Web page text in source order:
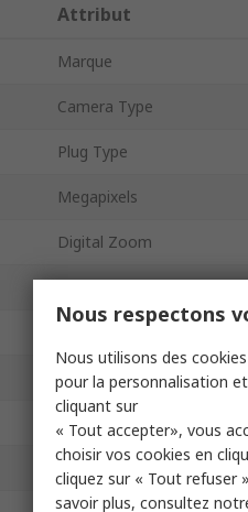
Attribut
Marque
Camera Type
Plug Type
Megapixels
Digital Zoom
Video Resolution
Model
Continuous Shooting
Nous respectons
Nous utilisons des
pour la personnalisation
cliquant sur
« Tout accepter», vous
choisir vos cookies en
cliquez sur « Tout refuser
savoir plus, consultez